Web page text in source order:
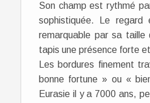
Son champ est rythmé
sophistiquée. Le
remarquable par sa taille
tapis une présence forte
Les bordures finement
bonne fortune » ou «
Eurasie il y a 7000 ans,